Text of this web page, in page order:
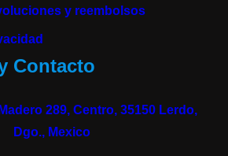
y reembolsos
Contacto
289, Centro, 35150 Lerdo,
Dgo., Mexico